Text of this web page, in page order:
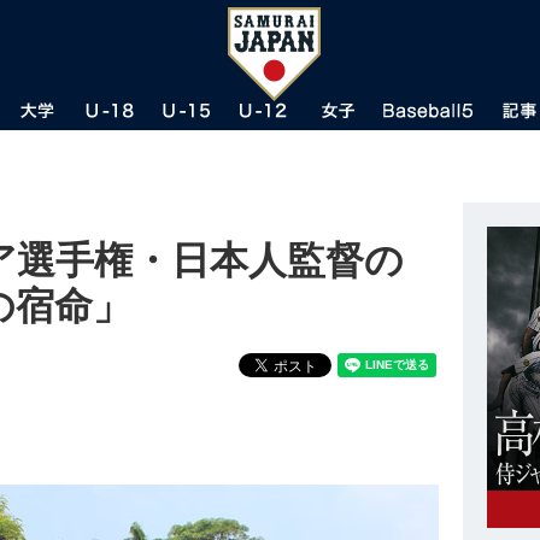
手権・日本人監督の
命」